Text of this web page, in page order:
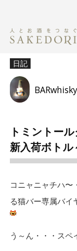
日記
トミントー
新入荷ボトル
コニャニャチハ〜
る猫バー専属バイ
う～ん・・・スペ